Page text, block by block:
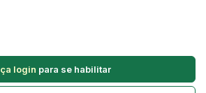
login para se habilitar